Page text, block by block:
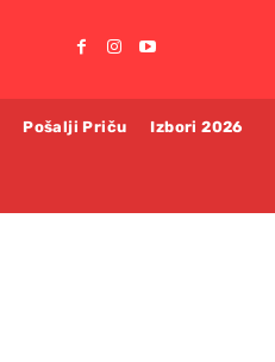
Pošalji Priču Izbori 2026